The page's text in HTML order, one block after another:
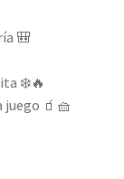
🎒
❄️🔥
🧃🧺